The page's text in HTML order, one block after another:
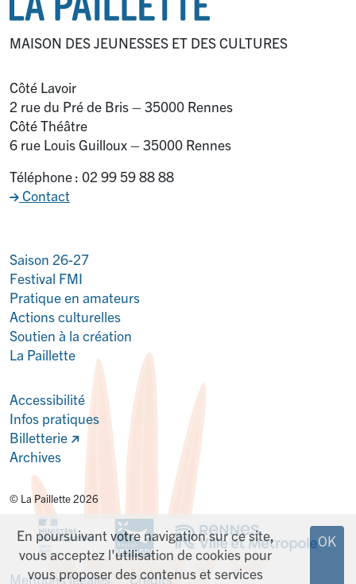
MAISON DES JEUNESSES ET DES CULTURES
Côté Lavoir
2 rue du Pré de Bris – 35000 Rennes
Côté Théâtre
6 rue Louis Guilloux – 35000 Rennes
Téléphone : 02 99 59 88 88
Contact
Saison 26-27
Festival FMI
Pratique en amateurs
Actions culturelles
Soutien à la création
La Paillette
Accessibilité
Infos pratiques
Billetterie
Archives
© La Paillette 2026
Mentions légales Crédits
En poursuivant votre navigation sur ce site,
vous acceptez l'utilisation de cookies pour
vous proposer des contenus et services
OK